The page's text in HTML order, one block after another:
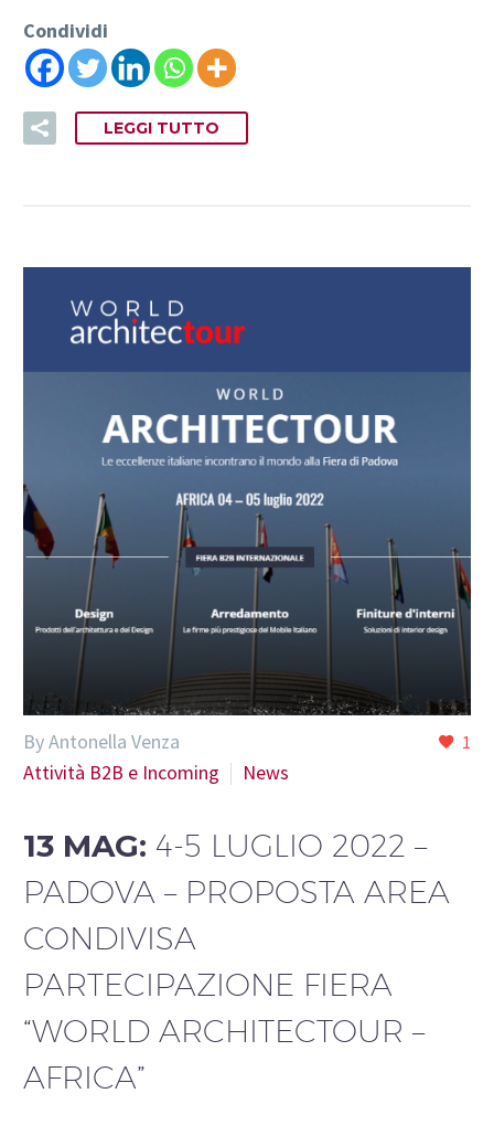
Condividi
LEGGI TUTTO
1
By Antonella Venza
Attività B2B e Incoming
News
13 MAG: 4-5 LUGLIO 2022 –
PADOVA – PROPOSTA AREA
CONDIVISA
PARTECIPAZIONE FIERA
“WORLD ARCHITECTOUR –
AFRICA”